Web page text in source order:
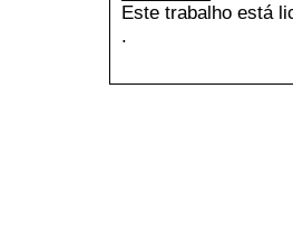
Este trabalho está
.